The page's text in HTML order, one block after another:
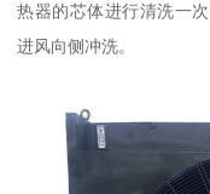
热器的芯体进行清洗一
进风向侧冲洗。